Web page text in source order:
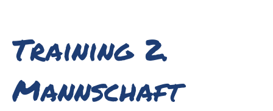
Training 2.
Mannschaft